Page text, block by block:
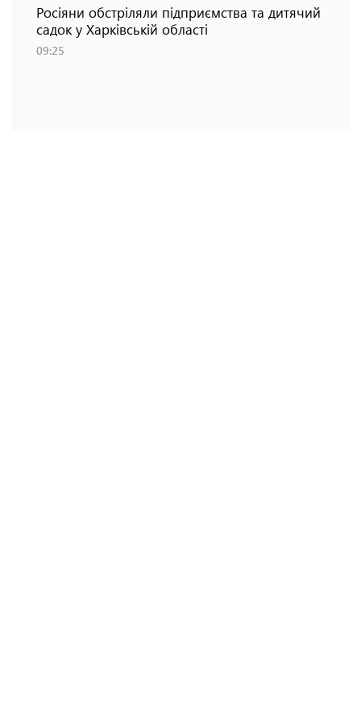
Росіяни обстріляли підприємства та дитячий
садок у Харківській області
09:25